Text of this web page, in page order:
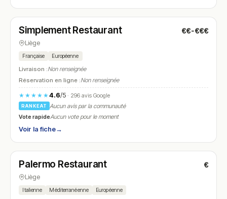
N° 12
Simplement Restaurant €€-€€€
Liège
Française Européenne
Livraison :Non renseignée
Réservation en ligne :Non renseignée
★★★★★4.6/5· 296 avis Google
RANKEAT
Aucun avis par la communauté
Vote rapideAucun vote pour le moment
Voir la fiche→
N° 13
Palermo Restaurant €
Liège
Italienne Méditerranéenne Européenne